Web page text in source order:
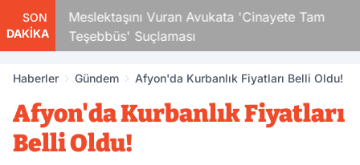
SON
DAKİKA
Meslektaşını Vuran Avukata 'Cinayete Tam
Teşebbüs' Suçlaması
Haberler Gündem Afyon'da Kurbanlık Fiyatları Belli Oldu!
Afyon'da Kurbanlık Fiyatları
Belli Oldu!